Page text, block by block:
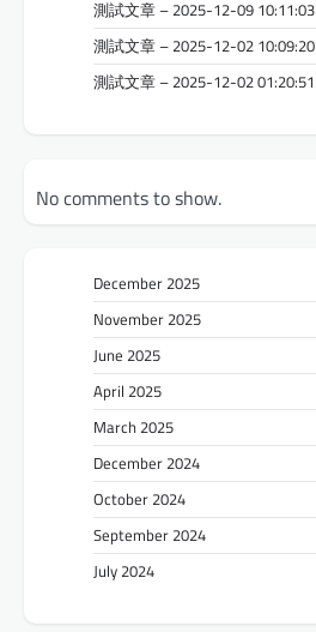
測試文章 – 2025-12-09 10:11:03
測試文章 – 2025-12-02 10:09:20
測試文章 – 2025-12-02 01:20:51
No comments to show.
December 2025
November 2025
June 2025
April 2025
March 2025
December 2024
October 2024
September 2024
July 2024